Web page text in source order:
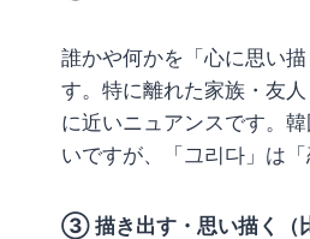
誰かや何かを「心に思い
す。特に離れた家族・友
に近いニュアンスです。
いですが、「그리다」は
③ 描き出す・思い描く（